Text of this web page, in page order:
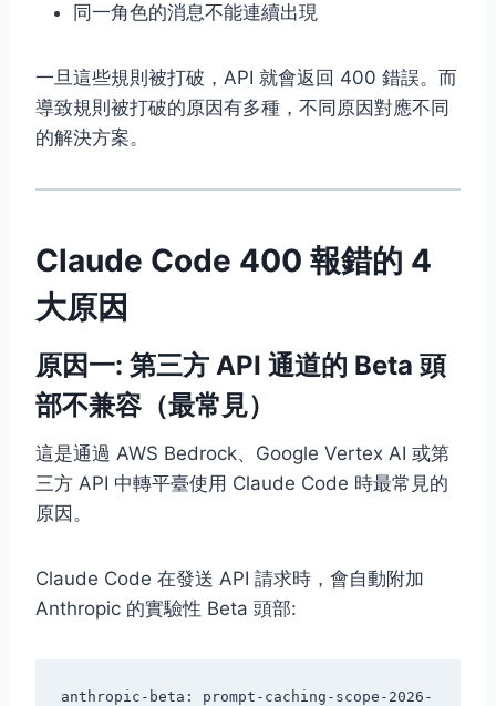
同一角色的消息不能連續出現
一旦這些規則被打破，API 就會返回 400 錯誤。而
導致規則被打破的原因有多種，不同原因對應不同
的解決方案。
Claude Code 400 報錯的 4
大原因
原因一: 第三方 API 通道的 Beta 頭
部不兼容（最常見）
這是通過 AWS Bedrock、Google Vertex AI 或第
三方 API 中轉平臺使用 Claude Code 時最常見的
原因。
Claude Code 在發送 API 請求時，會自動附加
Anthropic 的實驗性 Beta 頭部:
anthropic-beta: prompt-caching-scope-2026-